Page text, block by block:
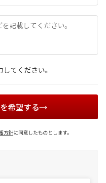
てください。
希望する
方針に同意したものとします。